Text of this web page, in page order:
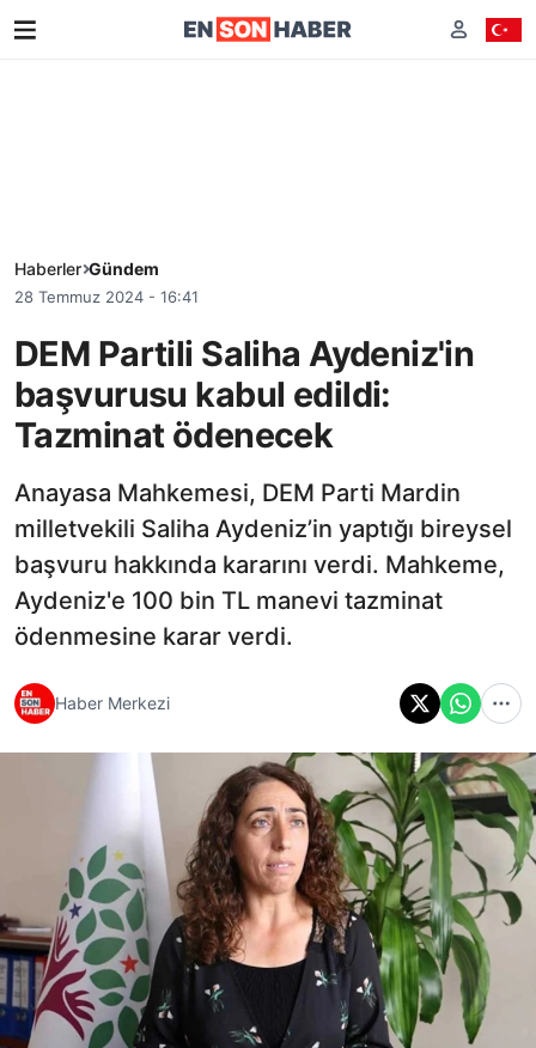
Haberler Gündem
28 Temmuz 2024 - 16:41
DEM Partili Saliha Aydeniz'in
başvurusu kabul edildi:
Tazminat ödenecek
Anayasa Mahkemesi, DEM Parti Mardin
milletvekili Saliha Aydeniz’in yaptığı bireysel
başvuru hakkında kararını verdi. Mahkeme,
Aydeniz'e 100 bin TL manevi tazminat
ödenmesine karar verdi.
Haber Merkezi